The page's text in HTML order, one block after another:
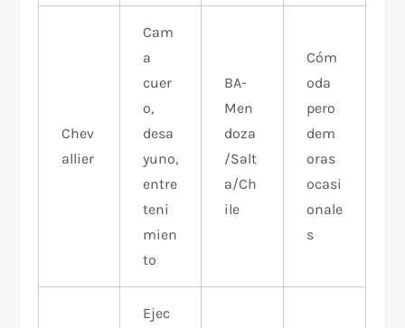
Chev
allier
Cam
a
cuer
o,
desa
yuno,
entre
teni
mien
to
BA-
Men
doza
/Salt
a/Ch
ile
Cóm
oda
pero
dem
oras
ocasi
onale
s​
Ejec